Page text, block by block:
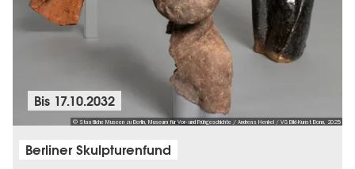
© Staatliche Museen zu Berlin, Museum für Vor- und Frühgeschichte / Andreas Henkel / VG Bild-Kunst Bonn, 2025
Bis 17.10.2032
Berliner Skulpturenfund